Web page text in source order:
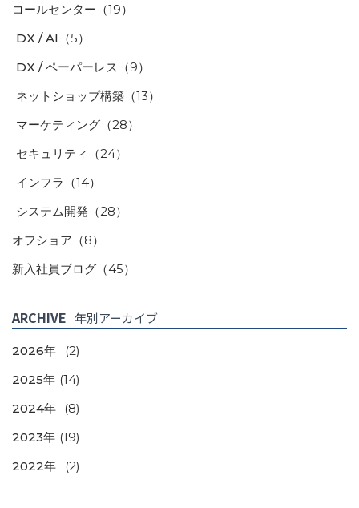
コールセンター （19）
DX / AI （5）
DX / ペーパーレス （9）
ネットショップ構築 （13）
マーケティング （28）
セキュリティ
（24）
インフラ （14）
システム開発 （28）
オフショア （8）
新入社員ブログ （45）
ARCHIVE 年別アーカイブ
2026年
(2)
2025年 (14)
2024年
(8)
2023年 (19)
2022年
(2)